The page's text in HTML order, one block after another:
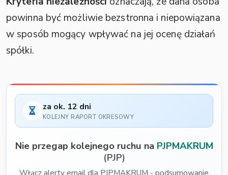
powinna być możliwie bezstronna i niepowiązana
w sposób mogący wpływać na jej ocenę działań
spółki.
za ok. 12 dni
KOLEJNY RAPORT OKRESOWY
Nie przegap kolejnego ruchu na PJPMAKRUM
(PJP)